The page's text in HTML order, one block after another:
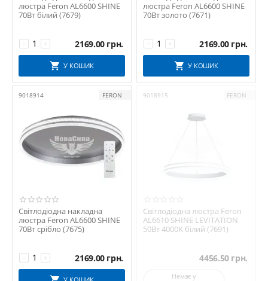
люстра Feron AL6600 SHINE
70Вт білий (7679)
+
− 2169.00 грн.
У КОШИК
люстра Feron AL6600 SHINE
70Вт золото (7671)
+
− 2169.00 грн.
У КОШИК
9018914 FERON
Світлодіодна накладна
люстра Feron AL6600 SHINE
70Вт срібло (7675)
+
− 2169.00 грн.
9018915 FERON
Світлодіодна люстра Feron
AL6610 SHINE LEVITATION
50Вт 4000K білий (7691)
4456.50 грн.
Немає у